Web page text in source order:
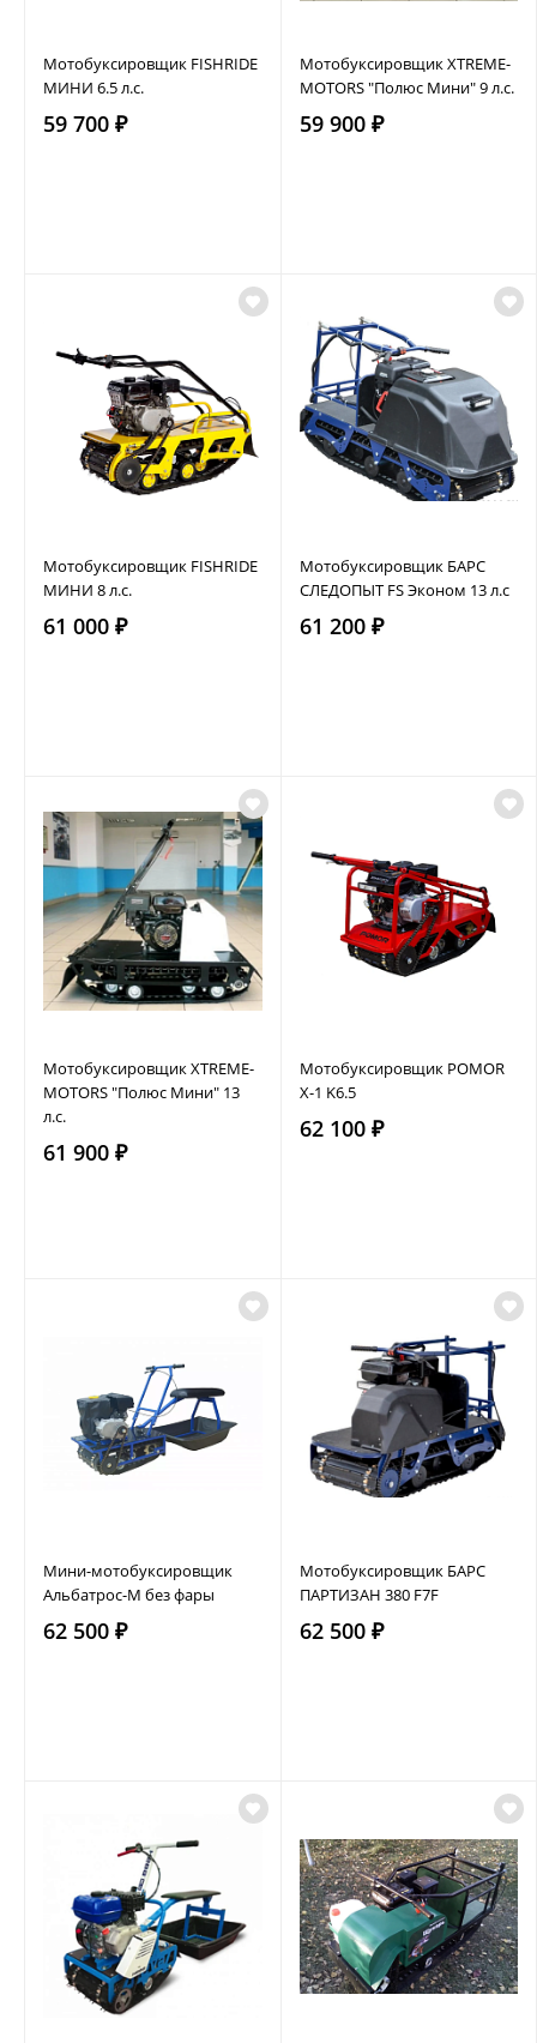
Мотобуксировщик FISHRIDE
МИНИ 6.5 л.с.
59 700 ₽
Мотобуксировщик XTREME-
MOTORS "Полюс Мини" 9 л.с.
59 900 ₽
Мотобуксировщик FISHRIDE
МИНИ 8 л.с.
61 000 ₽
Мотобуксировщик БАРС
СЛЕДОПЫТ FS Эконом 13 л.с
61 200 ₽
Мотобуксировщик XTREME-
MOTORS "Полюс Мини" 13
л.с.
61 900 ₽
Мотобуксировщик POMOR
X-1 K6.5
62 100 ₽
Мини-мотобуксировщик
Альбатрос-М без фары
62 500 ₽
Мотобуксировщик БАРС
ПАРТИЗАН 380 F7F
62 500 ₽